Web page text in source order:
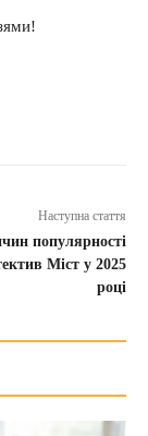
Наступна стаття
популярності
Міст у 2025
році